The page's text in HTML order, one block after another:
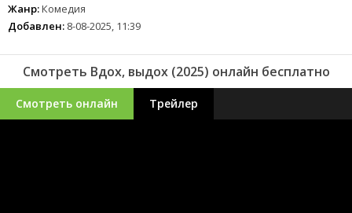
Жанр:Комедия
Добавлен: 8-08-2025, 11:39
Смотреть Вдох, выдох (2025) онлайн бесплатно
Смотреть онлайн Трейлер